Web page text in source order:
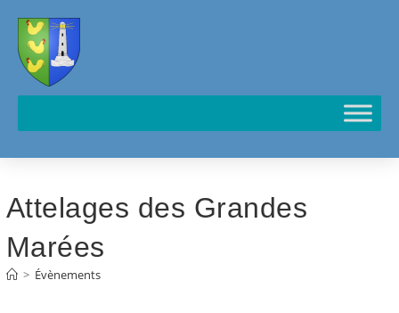
Attelages des Grandes
Marées
> Évènements